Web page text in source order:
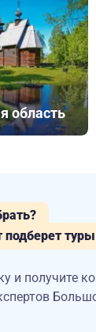
область
подберет
и получите